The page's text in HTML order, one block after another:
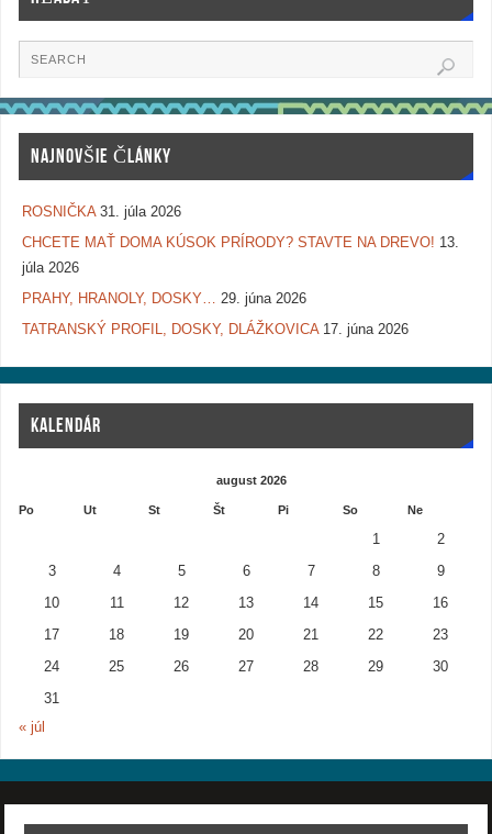
NAJNOVŠIE ČLÁNKY
ROSNIČKA 31. júla 2026
CHCETE MAŤ DOMA KÚSOK PRÍRODY? STAVTE NA DREVO! 13.
júla 2026
PRAHY, HRANOLY, DOSKY…
29. júna 2026
TATRANSKÝ PROFIL, DOSKY, DLÁŽKOVICA 17. júna 2026
KALENDÁR
august 2026
Po Ut St Št Pi So Ne
1 2
3 4 5 6 7 8 9
10 11 12 13 14 15 16
17 18 19 20 21 22 23
24 25 26 27 28 29 30
31
« júl